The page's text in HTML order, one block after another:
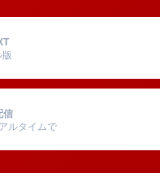
信
ルタイムで